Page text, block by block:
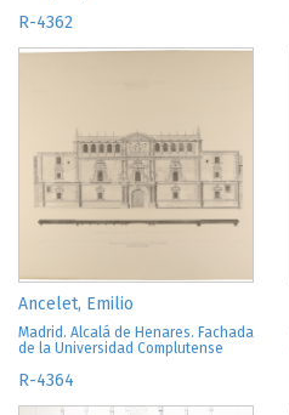
R-4362
Ancelet, Emilio
Madrid. Alcalá de Henares. Fachada
de la Universidad Complutense
R-4364